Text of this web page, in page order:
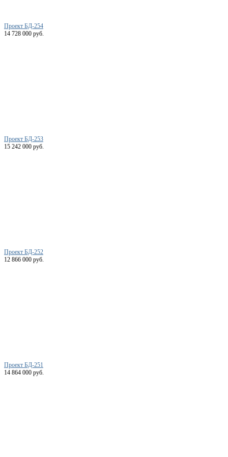
Проект БД-254
14 728 000 руб.
Проект БД-253
15 242 000 руб.
Проект БД-252
12 866 000 руб.
Проект БД-251
14 864 000 руб.